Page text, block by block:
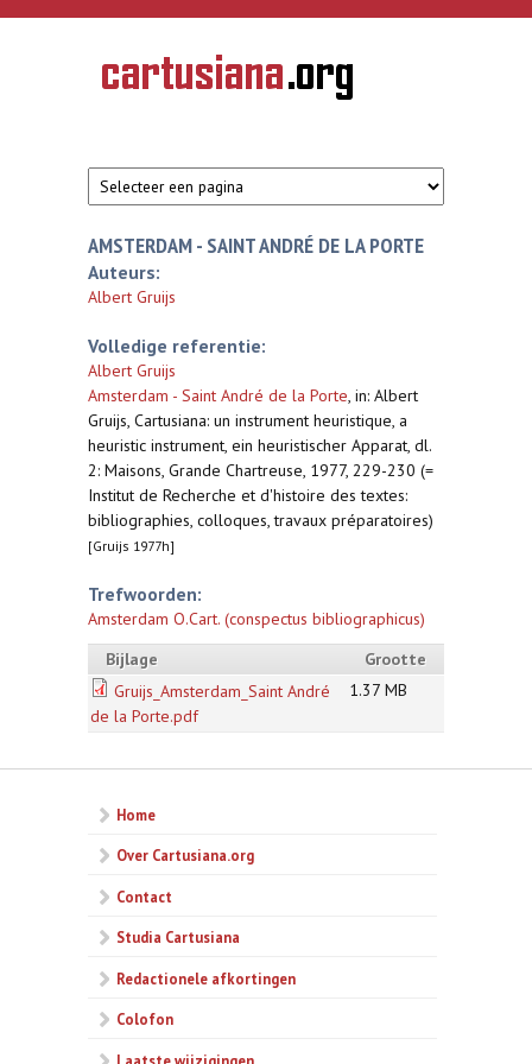
Overslaan en naar de inhoud gaan
CARTUSIANA
Geschiedenis
van de
AMSTERDAM - SAINT ANDRÉ DE LA PORTE
Auteurs:
Albert Gruijs
Volledige referentie:
Albert Gruijs
Amsterdam - Saint André de la Porte, in: Albert
Gruijs, Cartusiana: un instrument heuristique, a
heuristic instrument, ein heuristischer Apparat, dl.
2: Maisons, Grande Chartreuse, 1977, 229-230 (=
Institut de Recherche et d'histoire des textes:
bibliographies, colloques, travaux préparatoires)
[Gruijs 1977h]
Trefwoorden:
Amsterdam O.Cart. (conspectus bibliographicus)
Bijlage
Grootte
Gruijs_Amsterdam_Saint André
de la Porte.pdf
1.37 MB
Home
Over Cartusiana.org
Contact
Studia Cartusiana
Redactionele afkortingen
Colofon
Laatste wijzigingen